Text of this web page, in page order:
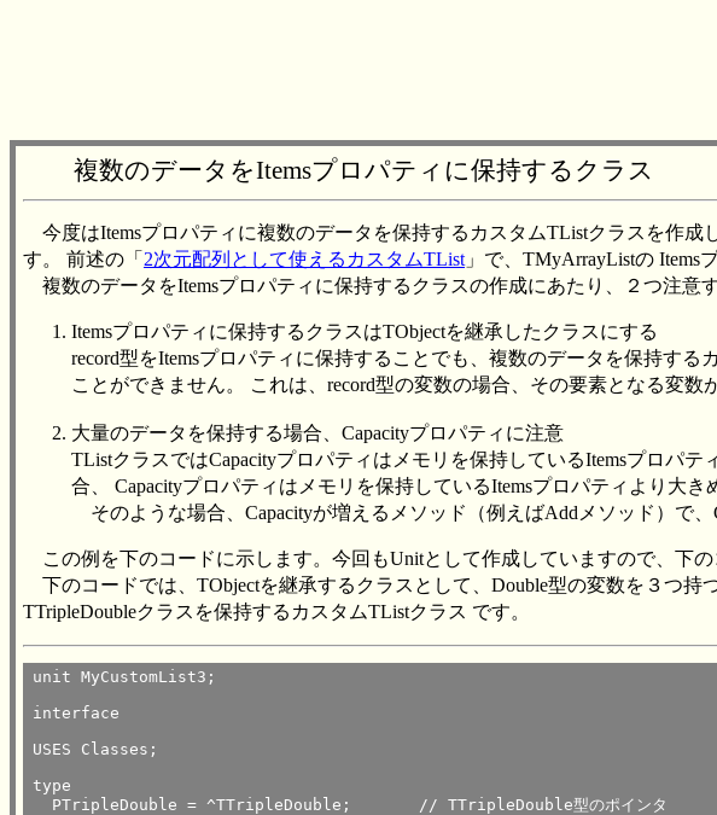
複数のデータをItemsプロパティに保持するクラス
今度はItemsプロパティに複数のデータを保持するカスタムTListクラスを作
す。 前述の「 2次元配列として使えるカスタムTList 」で、TMyArrayListの Items
複数のデータをItemsプロパティに保持するクラスの作成にあたり、２つ注意
Itemsプロパティに保持するクラスはTObjectを継承したクラスにする
record型をItemsプロパティに保持することでも、複数のデータを保持す
ことができません。 これは、record型の変数の場合、その要素となる変
大量のデータを保持する場合、Capacityプロパティに注意
TListクラスではCapacityプロパティはメモリを保持しているItemsプロパ
合、 Capacityプロパティはメモリを保持しているItemsプロパティより大
そのような場合、Capacityが増えるメソッド（例えばAddメソッド）で、
この例を下のコードに示します。今回もUnitとして作成していますので、下
下のコードでは、TObjectを継承するクラスとして、Double型の変数を３つ持
TTripleDoubleクラスを保持するカスタムTListクラス です。
unit MyCustomList3;
interface
USES Classes;
type
  PTripleDouble = ^TTripleDouble;	// TTripleDouble型のポインタ